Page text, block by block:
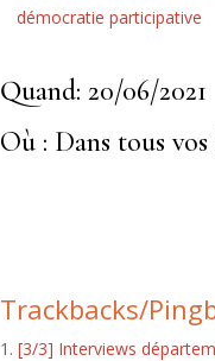
démocratie participative
Quand: 20/06/2021
Où : Dans tous
Trackbacks/
[3/3] Interviews